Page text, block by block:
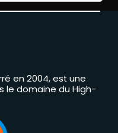
en 2004, est une
le domaine du High-